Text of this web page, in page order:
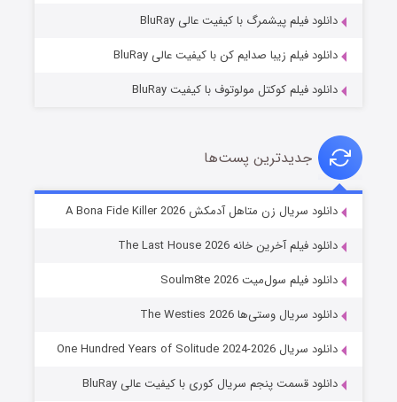
شوگر فصل ۲
دانلود فیلم پیشمرگ با کیفیت عالی BluRay
دانلود فیلم زیبا صدایم کن با کیفیت عالی BluRay
دانلود فیلم کوکتل مولوتوف با کیفیت BluRay
جدیدترین پست‌ها
دانلود سریال زن متاهل آدمکش A Bona Fide Killer 2026
دانلود فیلم آخرین خانه The Last House 2026
دانلود فیلم سول‌میت Soulm8te 2026
دانلود سریال وستی‌ها The Westies 2026
دانلود سریال One Hundred Years of Solitude 2024-2026
دانلود قسمت پنجم سریال کوری با کیفیت عالی BluRay